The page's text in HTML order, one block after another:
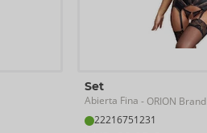
Set
Abierta Fina - ORION Brand
22216751231